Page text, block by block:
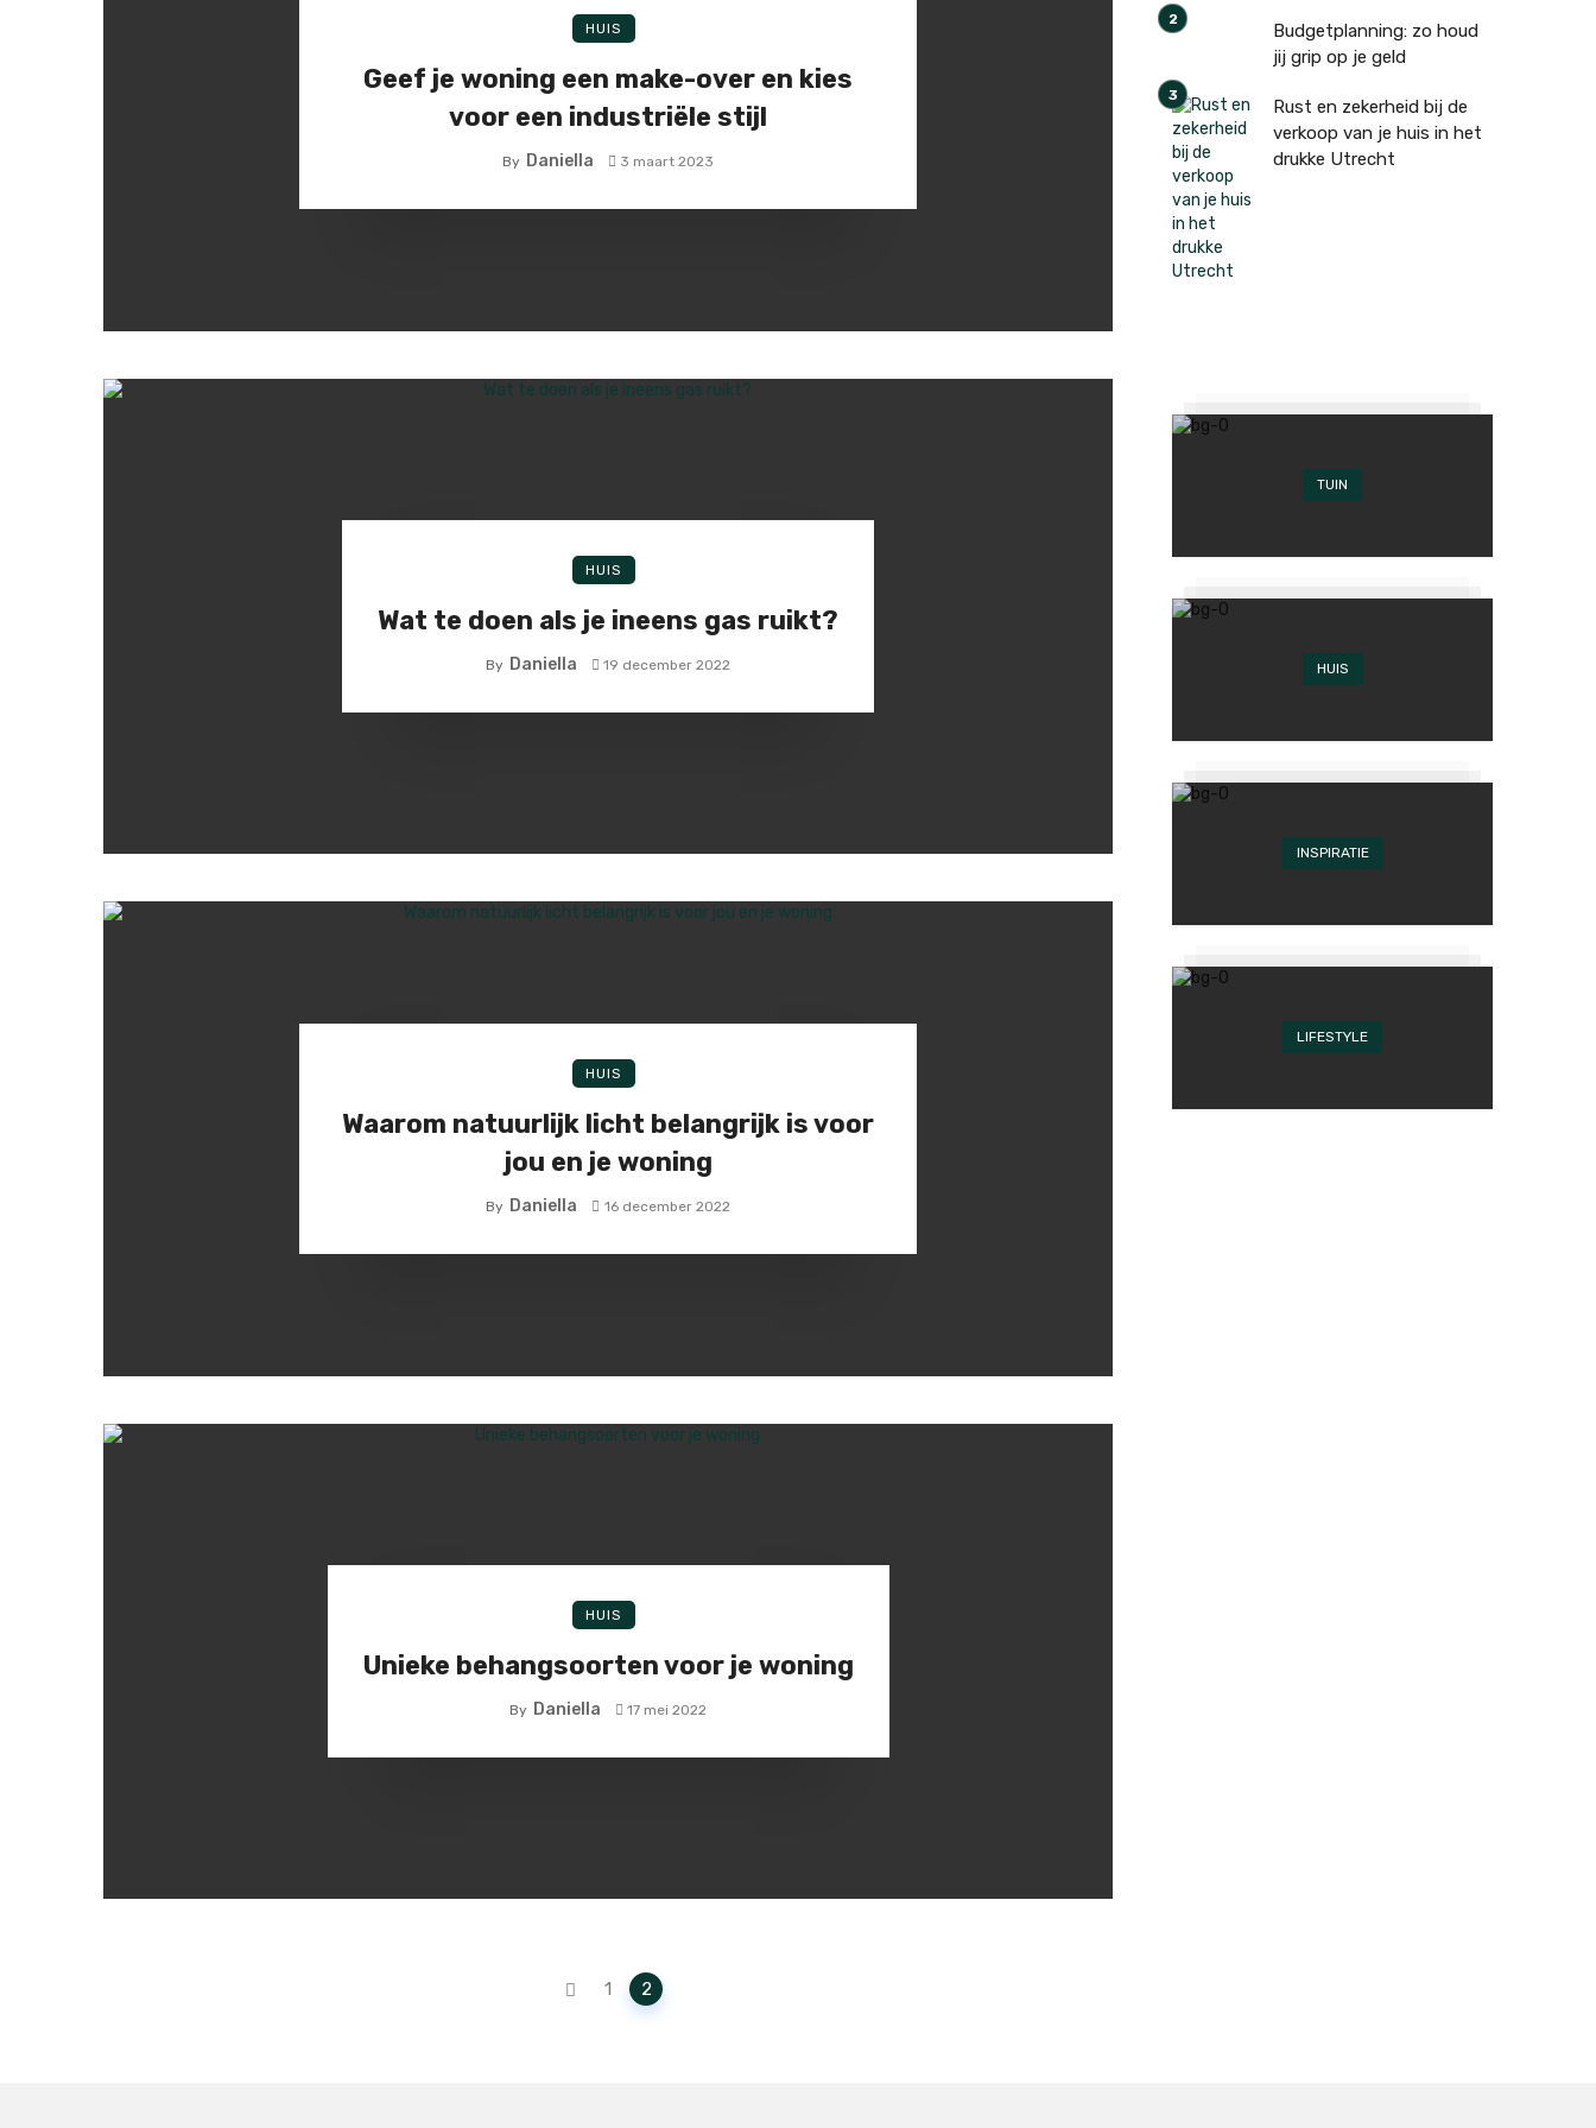
HUIS
Geef je woning een make-over en kies
voor een industriële stijl
By Daniella 3 maart 2023
HUIS
Wat te doen als je ineens gas ruikt?
By Daniella 19 december 2022
HUIS
Waarom natuurlijk licht belangrijk is voor
jou en je woning
By Daniella 16 december 2022
HUIS
Unieke behangsoorten voor je woning
By Daniella 17 mei 2022
1 2
Budgetplanning: zo houd
jij grip op je geld
Rust en zekerheid bij de
verkoop van je huis in het
drukke Utrecht
TUIN
HUIS
INSPIRATIE
LIFESTYLE